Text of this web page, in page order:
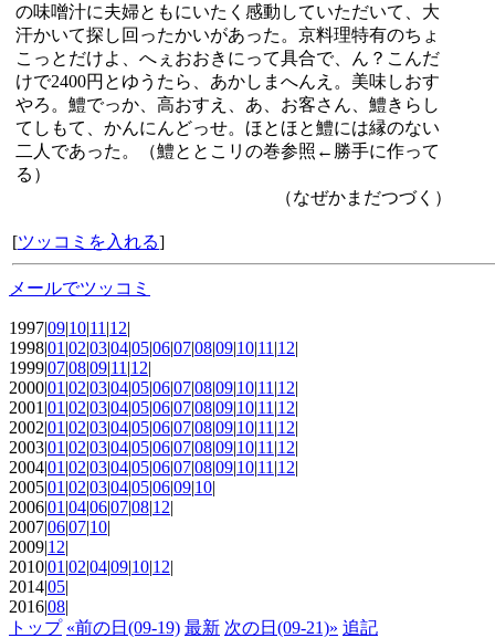
の味噌汁に夫婦ともにいたく感動していただいて、大
汗かいて探し回ったかいがあった。京料理特有のちょ
こっとだけよ、へぇおおきにって具合で、ん？こんだ
けで2400円とゆうたら、あかしまへんえ。美味しおす
やろ。鱧でっか、高おすえ、あ、お客さん、鱧きらし
てしもて、かんにんどっせ。ほとほと鱧には縁のない
二人であった。（鱧ととこリの巻参照←勝手に作って
る）
（なぜかまだつづく）
[ツッコミを入れる]
メールでツッコミ
1997|09|10|11 |12|
1998|01 |02|03|04|05|06|07|08|09|10|11 |12|
1999|07|08|09|11 |12|
2000|01 |02|03|04|05|06|07|08|09|10|11 |12|
2001|01 |02|03|04|05|06|07|08|09|10|11 |12|
2002|01 |02|03|04|05|06|07|08|09|10|11 |12|
2003|01 |02|03|04|05|06|07|08|09|10|11 |12|
2004|01 |02|03|04|05|06|07|08|09|10|11 |12|
2005|01 |02|03|04|05|06|09|10|
2006|01 |04|06|07|08|12|
2007|06|07|10|
2009|12|
2010|01 |02|04|09|10|12|
2014|05|
2016|08|
トップ «前の日(09-19) 最新 次の日(09-21)» 追記